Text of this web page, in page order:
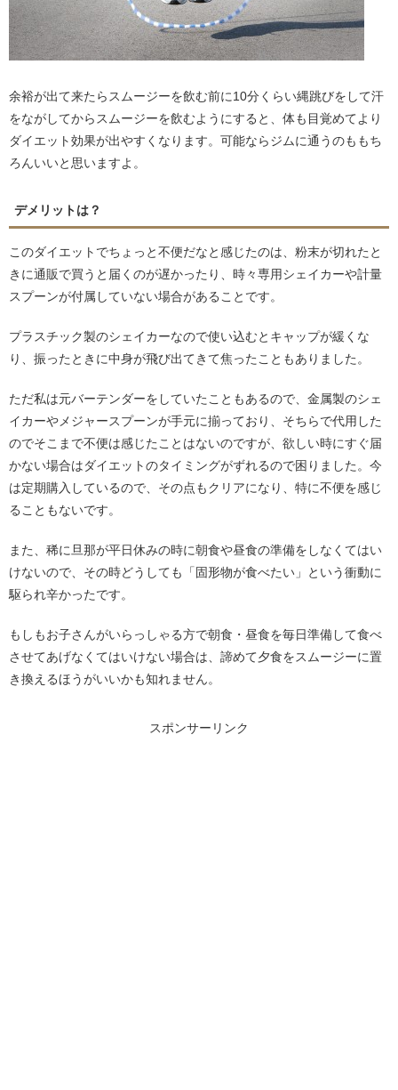
余裕が出て来たらスムージーを飲む前に10分くらい縄跳びをして汗
をながしてからスムージーを飲むようにすると、体も目覚めてより
ダイエット効果が出やすくなります。可能ならジムに通うのももち
ろんいいと思いますよ。
デメリットは？
このダイエットでちょっと不便だなと感じたのは、粉末が切れたと
きに通販で買うと届くのが遅かったり、時々専用シェイカーや計量
スプーンが付属していない場合があることです。
プラスチック製のシェイカーなので使い込むとキャップが緩くな
り、振ったときに中身が飛び出てきて焦ったこともありました。
ただ私は元バーテンダーをしていたこともあるので、金属製のシェ
イカーやメジャースプーンが手元に揃っており、そちらで代用した
のでそこまで不便は感じたことはないのですが、欲しい時にすぐ届
かない場合はダイエットのタイミングがずれるので困りました。今
は定期購入しているので、その点もクリアになり、特に不便を感じ
ることもないです。
また、稀に旦那が平日休みの時に朝食や昼食の準備をしなくてはい
けないので、その時どうしても「固形物が食べたい」という衝動に
駆られ辛かったです。
もしもお子さんがいらっしゃる方で朝食・昼食を毎日準備して食べ
させてあげなくてはいけない場合は、諦めて夕食をスムージーに置
き換えるほうがいいかも知れません。
スポンサーリンク